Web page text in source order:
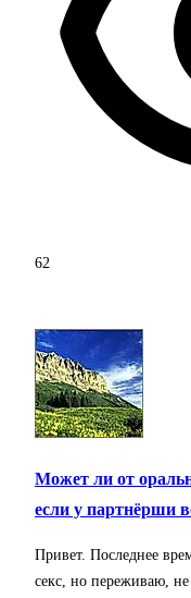
62
Может ли от
если у партнёрши
Привет. Последнее
секс, но переживаю, не